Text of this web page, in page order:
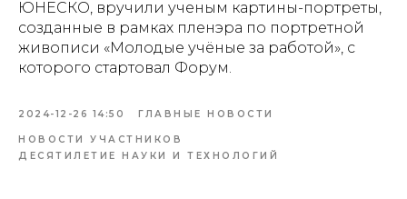
ЮНЕСКО, вручили ученым картины-портреты,
созданные в рамках пленэра по портретной
живописи «Молодые учёные за работой», с
которого стартовал Форум.
2024-12-26 14:50 ГЛАВНЫЕ НОВОСТИ
НОВОСТИ УЧАСТНИКОВ
ДЕСЯТИЛЕТИЕ НАУКИ И ТЕХНОЛОГИЙ